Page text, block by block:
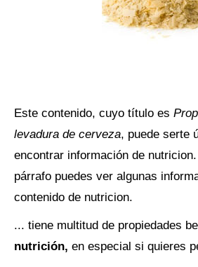
Este contenido, cuyo título es
levadura de cerveza, puede serte
encontrar información de
párrafo puedes ver algunas
contenido de nutricion.
... tiene multitud de propiedades
nutrición, en especial si quieres